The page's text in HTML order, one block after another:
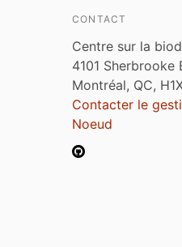
CONTACT
Centre sur la
4101 Sherbrooke
Montréal, QC,
Contacter le
Noeud